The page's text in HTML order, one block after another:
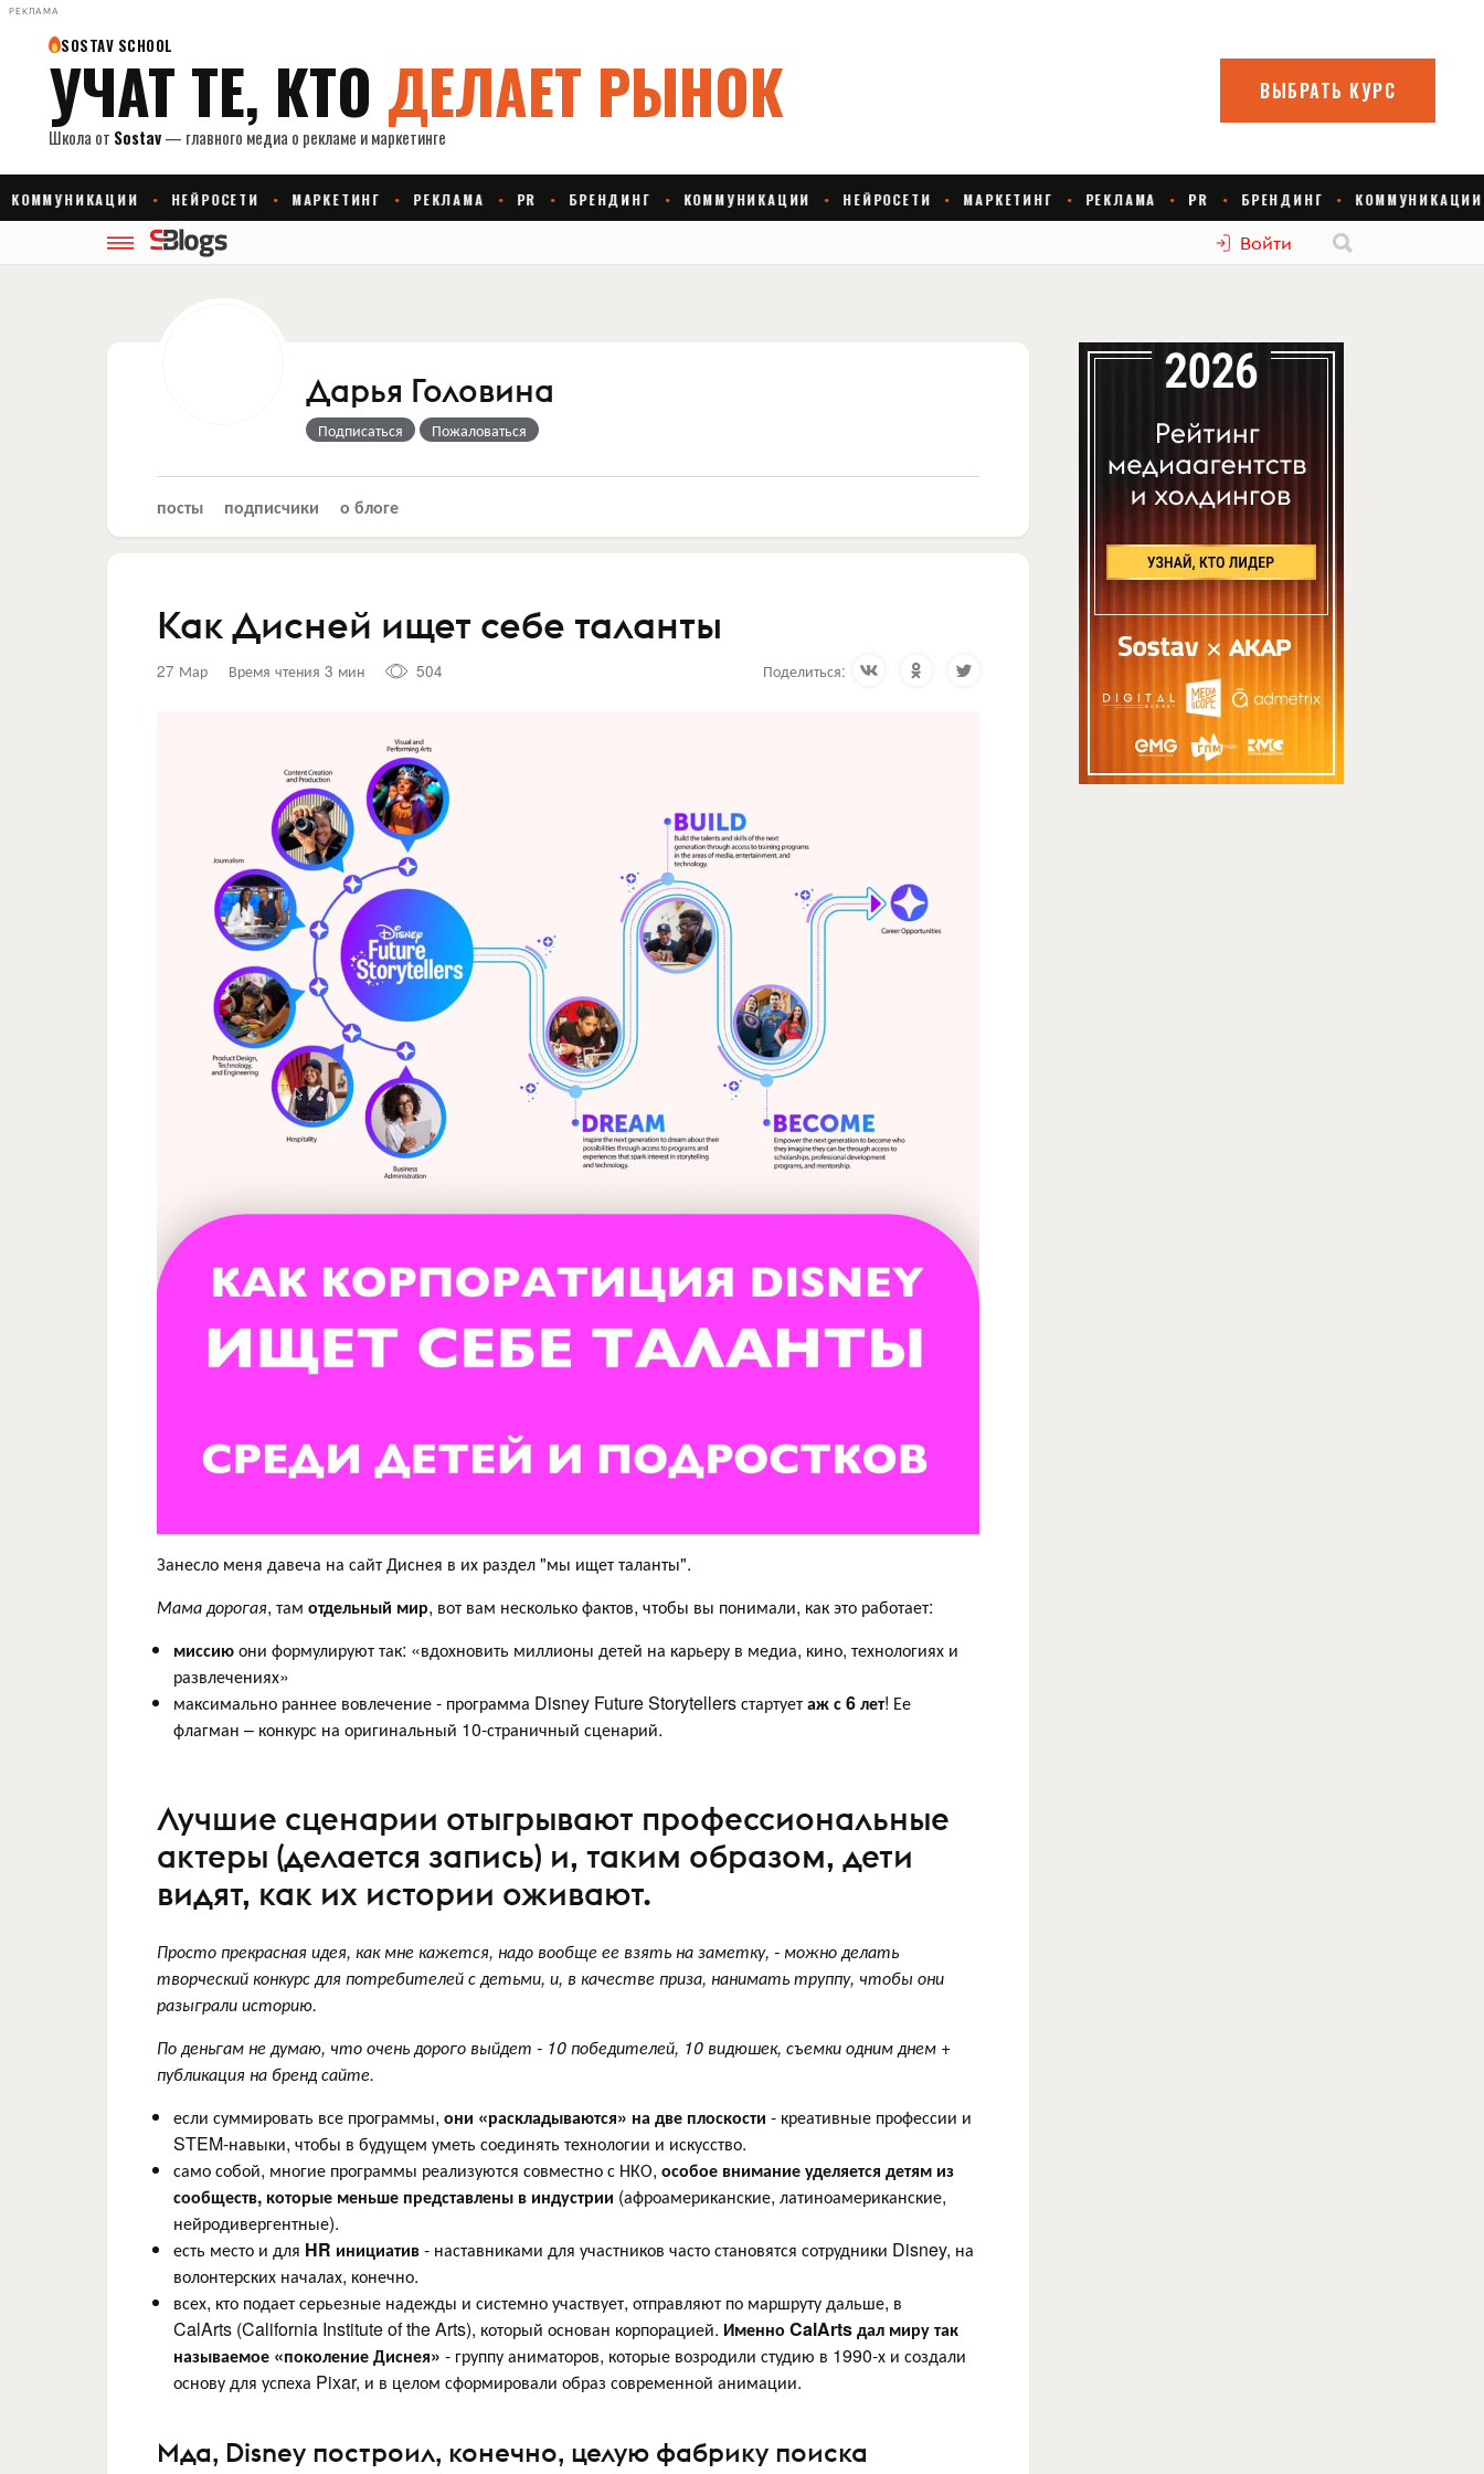
РЕКЛАМА
Войти
Дарья Головина
Подписаться Пожаловаться
посты подписчики о блоге
Как Дисней ищет себе таланты
27 Мар Время чтения 3 мин 504 Поделиться:
Занесло меня давеча на сайт Диснея в их раздел "мы ищет таланты".
Мама дорогая, там отдельный мир, вот вам несколько фактов, чтобы вы понимали, как это работает:
миссиюони формулируют так: «вдохновить миллионы детей на карьеру в медиа, кино, технологиях и
развлечениях»
максимально раннее вовлечение - программа Disney Future Storytellers стартуетаж с 6 лет! Ее
флагман – конкурс на оригинальный 10-страничный сценарий.
Лучшие сценарии отыгрывают профессиональные
актеры (делается запись) и, таким образом, дети
видят, как их истории оживают.
Просто прекрасная идея, как мне кажется, надо вообще ее взять на заметку, - можно делать
творческий конкурс для потребителей с детьми, и, в качестве приза, нанимать труппу, чтобы они
разыграли историю.
По деньгам не думаю, что очень дорого выйдет - 10 победителей, 10 видюшек, съемки одним днем +
публикация на бренд сайте.
если суммировать все программы, они «раскладываются» на две плоскости - креативные профессии и
STEM-навыки, чтобы в будущем уметь соединять технологии и искусство.
само собой, многие программы реализуются совместно с НКО, особое внимание уделяется детям из
сообществ, которые меньше представлены в индустрии (афроамериканские, латиноамериканские,
нейродивергентные).
есть место и для HR инициатив- наставниками для участников часто становятся сотрудники Disney, на
волонтерских началах, конечно.
всех, кто подает серьезные надежды и системно участвует, отправляют по маршруту дальше, в
CalArts (California Institute of the Arts), который основан корпорацией. Именно CalArts дал миру так
называемое «поколение Диснея» - группу аниматоров, которые возродили студию в 1990-х и создали
основу для успеха Pixar, и в целом сформировали образ современной анимации.
Мда, Disney построил, конечно, целую фабрику поиска